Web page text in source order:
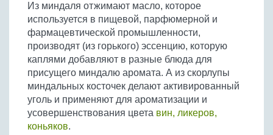
Из миндаля отжимают масло, которое
используется в пищевой, парфюмерной и
фармацевтической промышленности,
производят (из горького) эссенцию, которую
каплями добавляют в разные блюда для
присущего миндалю аромата. А из скорлупы
миндальных косточек делают активированный
уголь и применяют для ароматизации и
усовершенствования цвета вин, ликеров,
коньяков.